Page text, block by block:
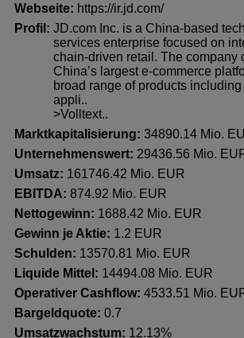
Webseite: https://ir.jd.com/
Profil: JD.com Inc. is a China-based
services enterprise focused on
chain-driven retail. The company
China’s largest e-commerce
broad range of products
appli..
>Volltext..
Marktkapitalisierung: 34890.14 Mio.
Unternehmenswert: 29436.56 Mio.
Umsatz: 161746.42 Mio. EUR
EBITDA: 874.92 Mio. EUR
Nettogewinn: 1688.42 Mio. EUR
Gewinn je Aktie: 1.2 EUR
Schulden: 13570.81 Mio. EUR
Liquide Mittel: 14494.08 Mio. EUR
Operativer Cashflow: 4533.51 Mio.
Bargeldquote: 0.7
Umsatzwachstum: 12.13%